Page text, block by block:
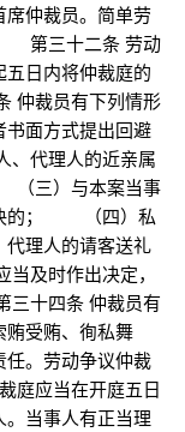
仲裁员。简单劳
第三十二条 劳动
日内将仲裁庭的
裁员有下列情形
书面方式提出回避
代理人的近亲属
三）与本案当事
决的； （四）私
代理人的请客送礼
及时作出决定，
十四条 仲裁员有
贿受贿、徇私舞
。劳动争议仲裁
应当在开庭五日
当事人有正当理